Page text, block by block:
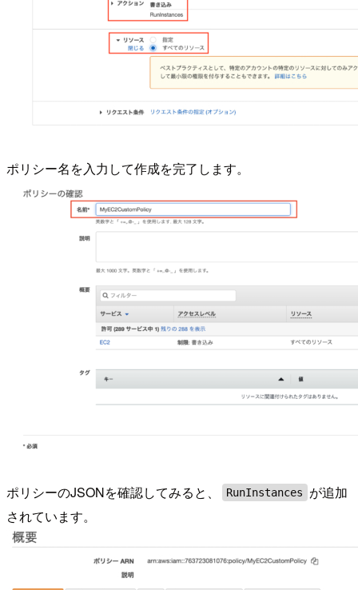
ポリシー名を入力して作成を完了します。
ポリシーのJSONを確認してみると、 RunInstances
が追加
されています。